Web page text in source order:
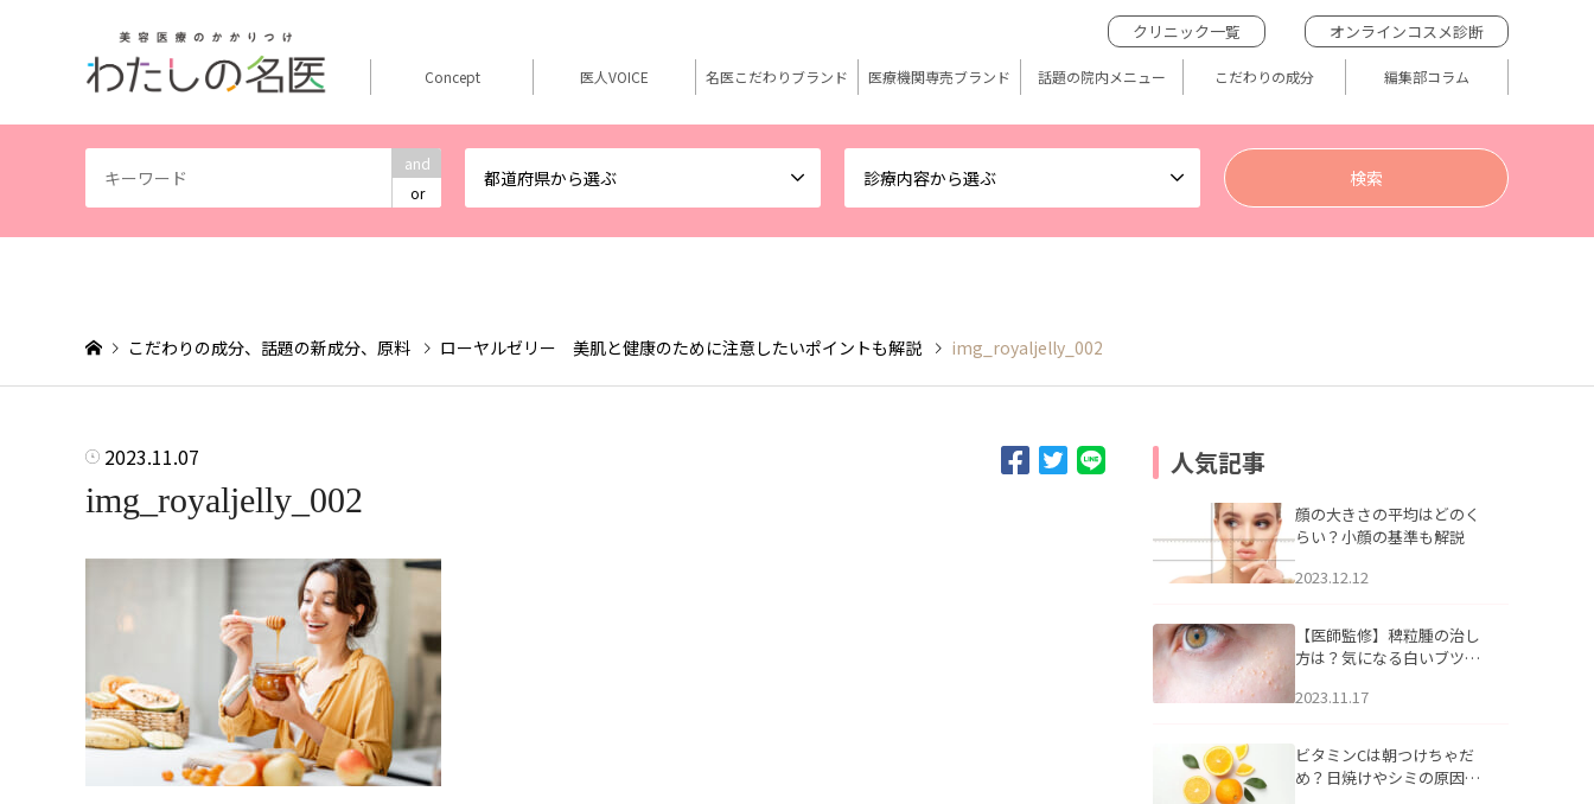
and
or
都道府県から選ぶ 診療内容から選ぶ
クリニック一覧 オンラインコスメ診断
Concept 医人VOICE 名医こだわりブランド 医療機関専売ブランド 話題の院内メニュー こだわりの成分 編集部コラム
こだわりの成分、話題の新成分、原料 ローヤルゼリー 美肌と健康のために注意したいポイントも解説 img_royaljelly_002
2023.11.07
img_royaljelly_002
人気記事
顔の大きさの平均はどのく
らい？小顔の基準も解説
2023.12.12
【医師監修】稗粒腫の治し
方は？気になる白いブツブ
アについて
2023.11.17
ビタミンCは朝つけちゃだ
め？日焼けやシミの原因に